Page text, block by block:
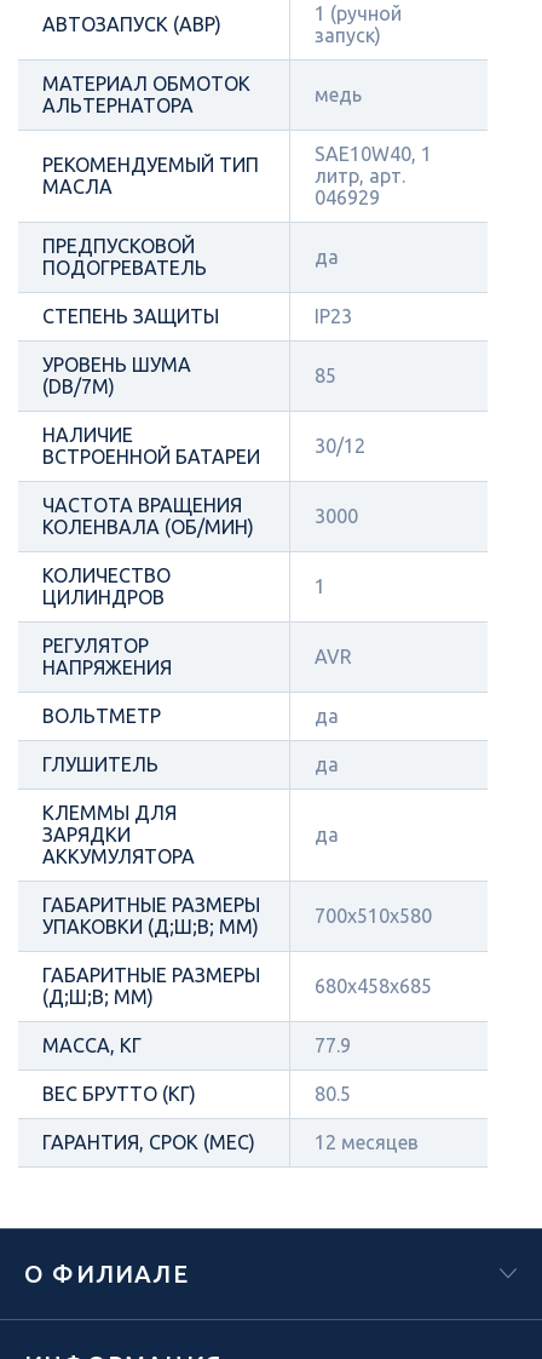
АВТОЗАПУСК (АВР)
1 (ручной
запуск)
МАТЕРИАЛ ОБМОТОК
АЛЬТЕРНАТОРА
медь
РЕКОМЕНДУЕМЫЙ ТИП
МАСЛА
SAE10W40, 1
литр, арт.
046929
ПРЕДПУСКОВОЙ
ПОДОГРЕВАТЕЛЬ
да
СТЕПЕНЬ ЗАЩИТЫ IP23
УРОВЕНЬ ШУМА
(DB/7М)
85
НАЛИЧИЕ
ВСТРОЕННОЙ БАТАРЕИ
30/12
ЧАСТОТА ВРАЩЕНИЯ
КОЛЕНВАЛА (ОБ/МИН)
3000
КОЛИЧЕСТВО
ЦИЛИНДРОВ
1
РЕГУЛЯТОР
НАПРЯЖЕНИЯ
AVR
ВОЛЬТМЕТР да
ГЛУШИТЕЛЬ да
КЛЕММЫ ДЛЯ
ЗАРЯДКИ
АККУМУЛЯТОРА
да
ГАБАРИТНЫЕ РАЗМЕРЫ
УПАКОВКИ (Д;Ш;В; ММ)
700х510х580
ГАБАРИТНЫЕ РАЗМЕРЫ
(Д;Ш;В; ММ)
680х458х685
МАССА, КГ 77.9
ВЕС БРУТТО (КГ) 80.5
ГАРАНТИЯ, СРОК (МЕС) 12 месяцев
О ФИЛИАЛЕ